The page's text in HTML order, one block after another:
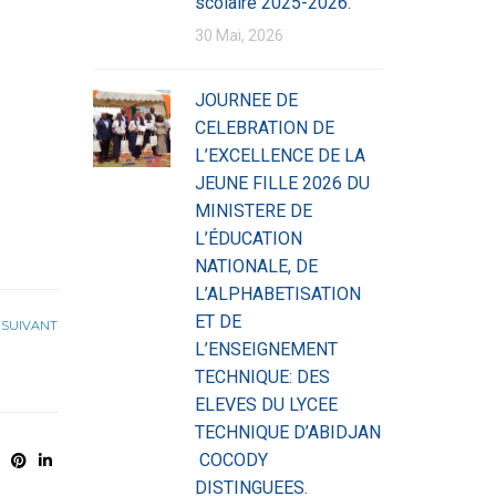
SUIVANT
30 Mai, 2026
JOURNEE DE
CELEBRATION DE
L’EXCELLENCE DE LA
JEUNE FILLE 2026 DU
MINISTERE DE
L’ÉDUCATION
NATIONALE, DE
L’ALPHABETISATION
ET DE
L’ENSEIGNEMENT
TECHNIQUE: DES
ELEVES DU LYCEE
TECHNIQUE D’ABIDJAN
COCODY
DISTINGUEES.